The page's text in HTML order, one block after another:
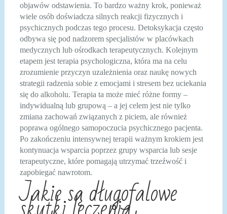
objawów odstawienia. To bardzo ważny krok, ponieważ
wiele osób doświadcza silnych reakcji fizycznych i
psychicznych podczas tego procesu. Detoksykacja często
odbywa się pod nadzorem specjalistów w placówkach
medycznych lub ośrodkach terapeutycznych. Kolejnym
etapem jest terapia psychologiczna, która ma na celu
zrozumienie przyczyn uzależnienia oraz naukę nowych
strategii radzenia sobie z emocjami i stresem bez uciekania
się do alkoholu. Terapia ta może mieć różne formy –
indywidualną lub grupową – a jej celem jest nie tylko
zmiana zachowań związanych z piciem, ale również
poprawa ogólnego samopoczucia psychicznego pacjenta.
Po zakończeniu intensywnej terapii ważnym krokiem jest
kontynuacja wsparcia poprzez grupy wsparcia lub sesje
terapeutyczne, które pomagają utrzymać trzeźwość i
zapobiegać nawrotom.
Jakie są długofalowe